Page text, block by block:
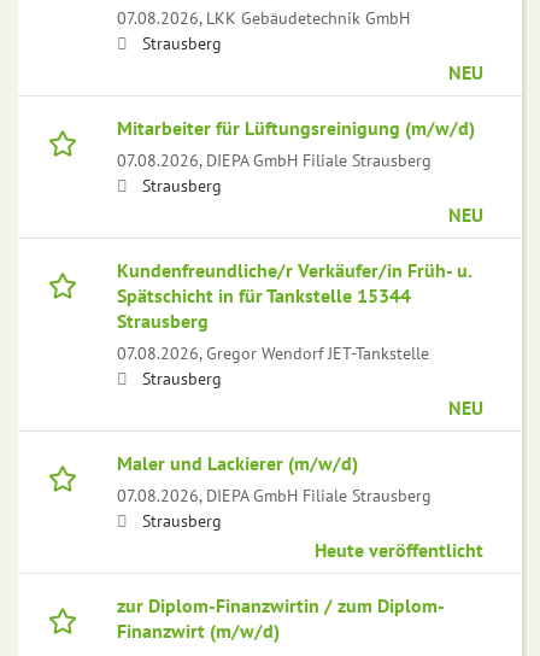
07.08.2026, LKK Gebäudetechnik GmbH
Strausberg
NEU
Mitarbeiter für Lüftungsreinigung (m/w/d)
07.08.2026, DIEPA GmbH Filiale Strausberg
Strausberg
NEU
Kundenfreundliche/r Verkäufer/in Früh- u.
Spätschicht in für Tankstelle 15344
Strausberg
07.08.2026,Gregor Wendorf JET-Tankstelle
Strausberg
NEU
Maler und Lackierer (m/w/d)
07.08.2026, DIEPA GmbH Filiale Strausberg
Strausberg
Heute veröffentlicht
zur Diplom-Finanzwirtin / zum Diplom-
Finanzwirt (m/w/d)